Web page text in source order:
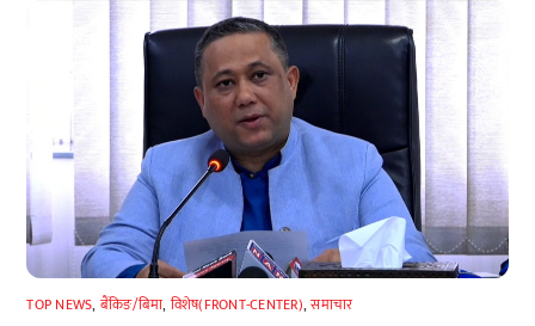
TOP NEWS, बैंकिङ/बिमा, विशेष(FRONT-CENTER),समाचार